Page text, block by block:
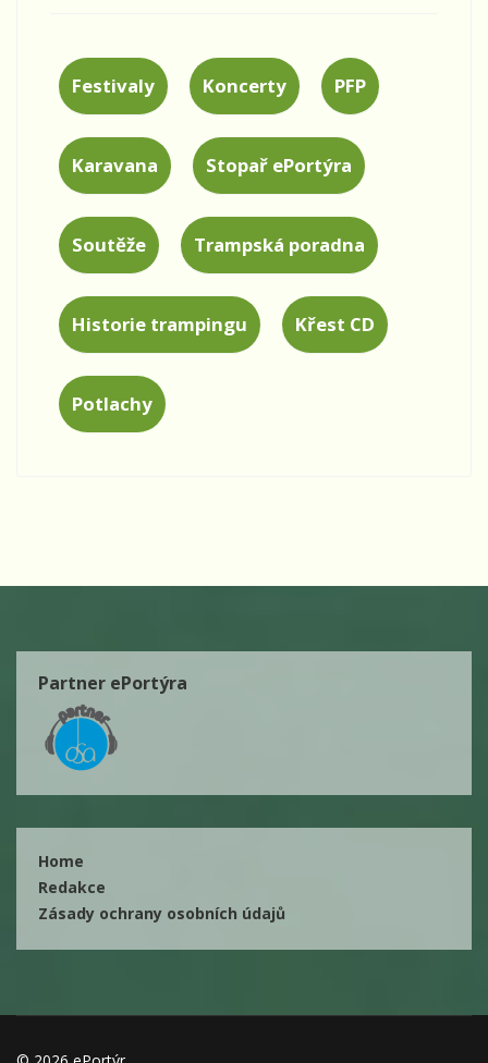
Festivaly Koncerty PFP
Karavana Stopař ePortýra
Soutěže Trampská poradna
Historie trampingu Křest CD
Potlachy
Partner ePortýra
Home
Redakce
Zásady ochrany osobních údajů